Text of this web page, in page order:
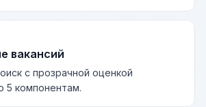
вакансий
с прозрачной оценкой
5 компонентам.